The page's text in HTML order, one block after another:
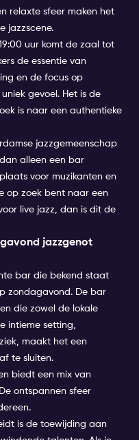
relaxte sfeer maken het
jazzscene.
uur komt de zaal tot
de essentie van
en de focus op
gevoel. Het is de
is naar een authentieke
jazzgemeenschap
alleen een bar
voor muzikanten en
op zoek bent naar een
live jazz, dan is dit de
jazzgenot
bar die bekend staat
zondagavond. De bar
die zowel de lokale
intieme setting,
maakt het een
te sluiten.
biedt een mix van
ontspannen sfeer
is de toewijding aan